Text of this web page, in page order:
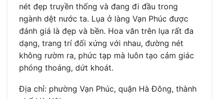
nét đẹp truyền thống và đang đi đầu trong
ngành dệt nước ta. Lụa ở làng Vạn Phúc được
đánh giá là đẹp và bền. Hoa văn trên lụa rất đa
dạng, trang trí đối xứng với nhau, đường nét
không rườm ra, phức tạp mà luôn tạo cảm giác
phóng thoáng, dứt khoát.
Địa chỉ: phường Vạn Phúc, quận Hà Đông, thành